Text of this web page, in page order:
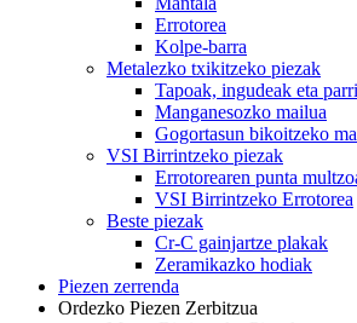
Errotorea
Kolpe-barra
Metalezko txikitzeko piezak
Tapoak, ingudeak eta
Manganesozko mailua
Gogortasun bikoitzeko
VSI Birrintzeko piezak
Errotorearen punta
VSI Birrintzeko Errotorea
Beste piezak
Cr-C gainjartze plakak
Zeramikazko hodiak
Piezen zerrenda
Ordezko Piezen Zerbitzua